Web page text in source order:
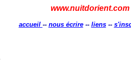
www.nuitdorient.com
accueil -- nous écrire-- liens--